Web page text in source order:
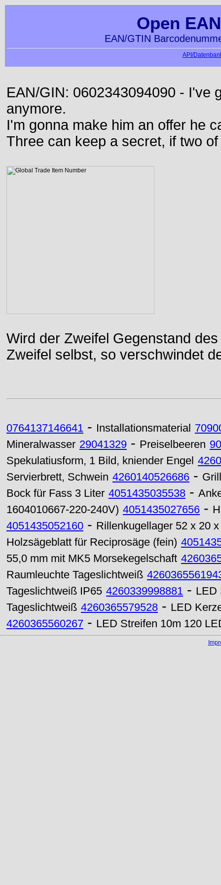
Open
EAN/GTIN
API/
EAN/GIN: 0602343094090 - I've
anymore.
I'm gonna make him an offer he
Three can keep a secret, if two
Wird der Zweifel Gegenstand
Zweifel selbst, so verschwindet
0764137146641 - Installationsmaterial
Mineralwasser 29041329 - Preiselbeeren
Spekulatiusform, 1 Bild, kniender Engel
Servierbrett, Schwein 4260140526686 -
Bock für Fass 3 Liter 4051435035538 -
1604010667-220-240V) 4051435027656 -
4051435052160 - Rillenkugellager 52 x 20
Holzsägeblatt für Reciprosäge (fein)
55,0 mm mit MK5 Morsekegelschaft
Raumleuchte Tageslichtweiß
Tageslichtweiß IP65 4260339998881 - LED
Tageslichtweiß 4260365579528 - LED
4260365560267 - LED Streifen 10m 120